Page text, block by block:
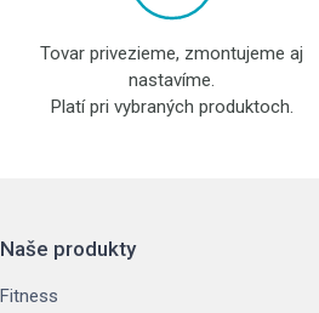
Tovar privezieme, zmontujeme aj
nastavíme.
Platí pri vybraných produktoch.
Naše produkty
Fitness